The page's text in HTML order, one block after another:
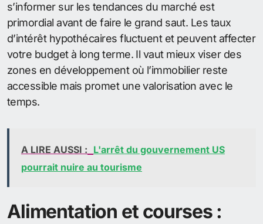
s’informer sur les tendances du marché est
primordial avant de faire le grand saut. Les taux
d’intérêt hypothécaires fluctuent et peuvent affecter
votre budget à long terme. Il vaut mieux viser des
zones en développement où l’immobilier reste
accessible mais promet une valorisation avec le
temps.
A LIRE AUSSI : L'arrêt du gouvernement US
pourrait nuire au tourisme
Alimentation et courses :